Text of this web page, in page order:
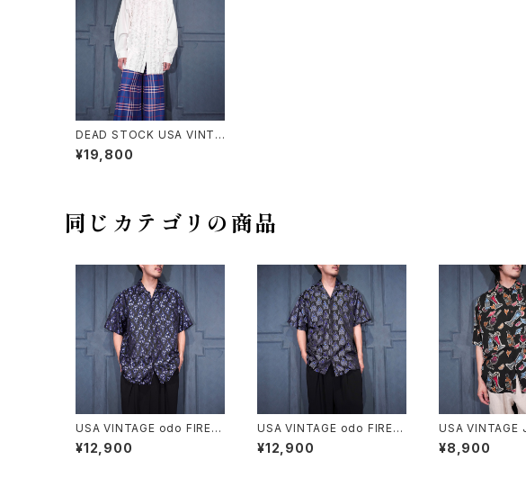
DEAD STOCK USA VINTA
GE GOOUCH SUPER FRIL
L DESIGN DRESS SHIRT/
¥19,800
同じカテゴリの商品
USA VINTAGE odo FIRE E
MBROIDERY JACQUARD
DESIGN OPEN COLLAR H
¥12,900
USA VINTAGE odo FIRE E
MBROIDERY JACQUARD
DESIGN OPEN COLLAR H
¥12,900
USA VINTAGE
ERSON
KAHALA
¥8,900